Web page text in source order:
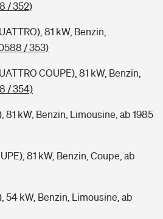
/ 352)
81 kW, Benzin,
/ 353)
COUPE), 81 kW, Benzin,
/ 354)
81 kW, Benzin, Limousine, ab 1985
81 kW, Benzin, Coupe, ab
54 kW, Benzin, Limousine, ab